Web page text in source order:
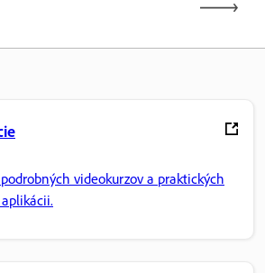
videokurzov a praktických